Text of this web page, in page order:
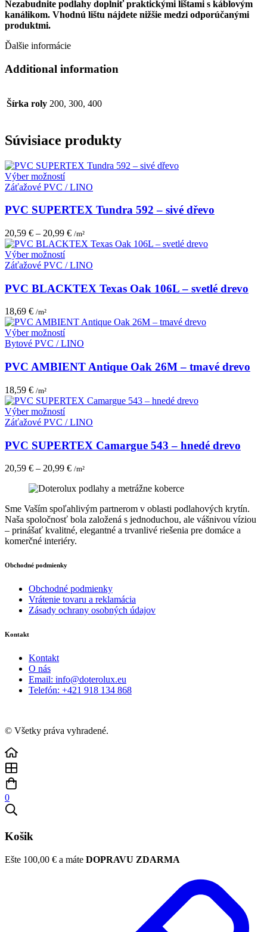
Nezabudnite podlahy doplniť praktickými lištami s káblovým
kanálikom. Vhodnú lištu nájdete nižšie medzi odporúčanými
produktmi.
Ďalšie informácie
Additional information
Šírka roly 200, 300, 400
Súvisiace produkty
Výber možnostíTento
produkt
viacero
Možnosti
si
môžete
vybrať
na
stránke
produktu.
Záťažové PVC / LINO
PVC SUPERTEX Tundra 592 – sivé dřevo
20,59 € – 20,99 € /m²
Výber možnostíTento
produkt
viacero
variantov.
si
môžete
vybrať
na
stránke
produktu.
Záťažové PVC / LINO
PVC BLACKTEX Texas Oak 106L – svetlé drevo
18,69 € /m²
Výber možnostíTento
produkt
viacero
variantov.
si
môžete
vybrať
na
stránke
produktu.
Bytové PVC / LINO
PVC AMBIENT Antique Oak 26M – tmavé drevo
18,59 € /m²
Výber možnostíTento
produkt
viacero
variantov.
Možnosti
môžete
vybrať
na
stránke
produktu.
Záťažové PVC / LINO
PVC SUPERTEX Camargue 543 – hnedé drevo
20,59 € – 20,99 € /m²
Sme Vaším spoľahlivým partnerom v oblasti podlahových krytín.
Naša spoločnosť bola založená s jednoduchou, ale vášnivou víziou
– prinášať kvalitné, elegantné a trvanlivé riešenia pre domáce a
komerčné interiéry.
Obchodné podmienky
Obchodné podmienky
Vrátenie tovaru a reklamácia
Zásady ochrany osobných údajov
Kontakt
Kontakt
O nás
Email: info@doterolux.eu
Telefón: +421 918 134 868
© Všetky práva vyhradené.
0
Košik
Ešte 100,00 € a máte DOPRAVU ZDARMA